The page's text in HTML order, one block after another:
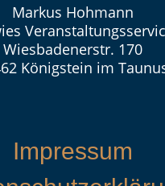
Markus Hohmann
Wiesbadenerstr. 170
Königstein im
Impressum